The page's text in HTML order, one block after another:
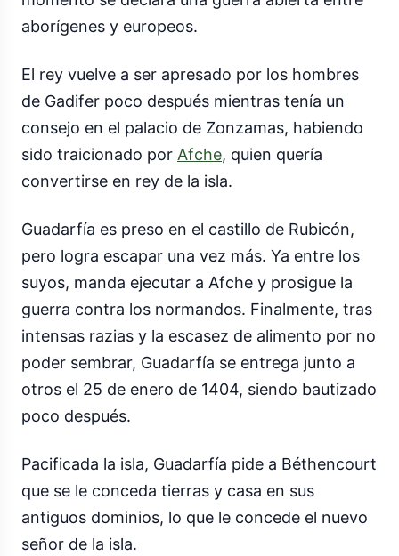
aborígenes y europeos.
El rey vuelve a ser apresado por los hombres
de Gadifer poco después mientras tenía un
consejo en el palacio de Zonzamas, habiendo
sido traicionado por Afche, quien quería
convertirse en rey de la isla.
Guadarfía es preso en el castillo de Rubicón,
pero logra escapar una vez más. Ya entre los
suyos, manda ejecutar a Afche y prosigue la
guerra contra los normandos. Finalmente, tras
intensas razias y la escasez de alimento por no
poder sembrar, Guadarfía se entrega junto a
otros el 25 de enero de 1404, siendo bautizado
poco después.
Pacificada la isla, Guadarfía pide a Béthencourt
que se le conceda tierras y casa en sus
antiguos dominios, lo que le concede el nuevo
señor de la isla.